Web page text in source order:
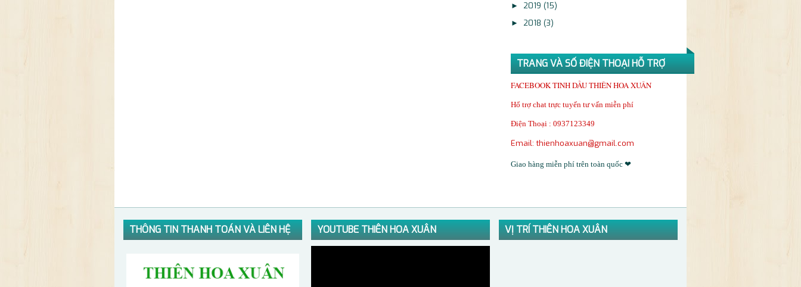
► 2019 (15)
► 2018 (3)
TRANG VÀ SỐ ĐIỆN THOẠI HỖ TRỢ
FACEBOOK TINH DẦU THIÊN HOA XUÂN
Hổ trợ chat trực tuyến tư vấn miễn phí
Điện Thoại : 0937123349
Email: thienhoaxuan@gmail.com
Giao hàng miễn phí trên toàn quốc ❤
THÔNG TIN THANH TOÁN VÀ LIÊN HỆ YOUTUBE THIÊN HOA XUÂN VỊ TRÍ THIÊN HOA XUÂN